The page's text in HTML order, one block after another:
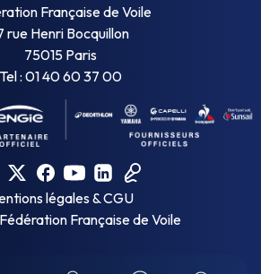
Française de Voile
rue Henri Bocquillon
75015 Paris
Tel : 01 40 60 37 00
légales & CGU
Française de Voile